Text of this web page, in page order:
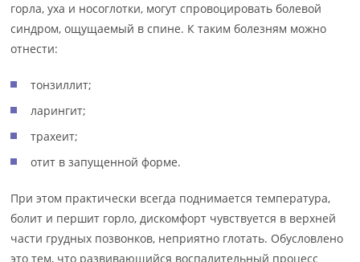
горла, уха и носоглотки, могут спровоцировать болевой
синдром, ощущаемый в спине. К таким болезням можно
отнести:
тонзиллит;
ларингит;
трахеит;
отит в запущенной форме.
При этом практически всегда поднимается температура,
болит и першит горло, дискомфорт чувствуется в верхней
части грудных позвонков, неприятно глотать. Обусловлено
это тем, что развивающийся воспалительный процесс